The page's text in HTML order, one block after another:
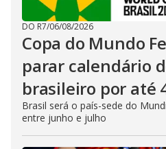
DO R7/06/08/2026
Copa do Mundo
parar calendário
brasileiro por até
Brasil será o país-sede do
entre junho e julho